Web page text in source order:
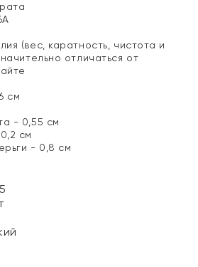
(вес, каратность, чистота и
отличаться от
см
- 0,55 см
см
- 0,8 см